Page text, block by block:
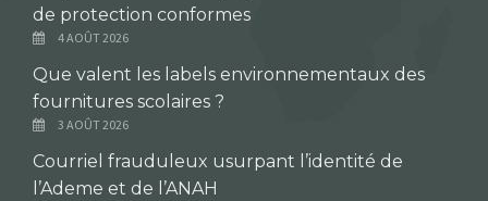
de protection conformes
4 AOÛT 2026
Que valent les labels environnementaux des
fournitures scolaires ?
3 AOÛT 2026
Courriel frauduleux usurpant l’identité de
l’Ademe et de l’ANAH